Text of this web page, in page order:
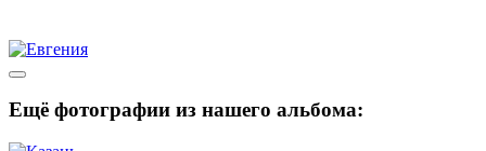
Ещё фотографии из нашего альбома: